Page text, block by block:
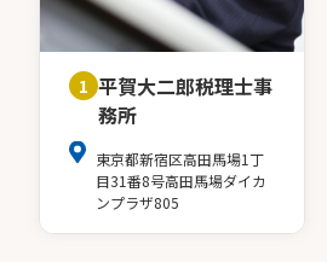
1 平賀大二郎税理士事
務所
東京都新宿区高田馬場1丁
目31番8号高田馬場ダイカ
ンプラザ805